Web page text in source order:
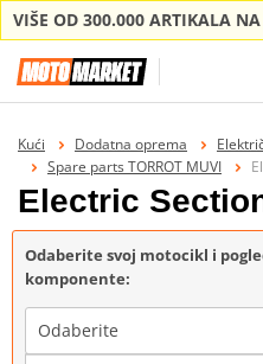
VIŠE OD 300.000
Kući Dodatna oprema
Spare parts TORROT MUVI
Electric
Odaberite svoj motocikl i
komponente:
Odaberite